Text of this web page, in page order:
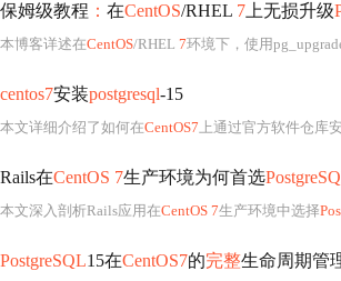
保姆级教程 ： 在CentOS/RHEL 7 上无损升级
本博客详述在CentOS/RHEL 7环境下，使用
centos7安装postgresql-15
本文详细介绍了如何在CentOS7 上通过官方软件仓库
Rails在CentOS 7生产环境为何首选
本文深入剖析Rails应用在CentOS 7生产环境中选择
PostgreSQL15在CentOS7的完整生命周期管